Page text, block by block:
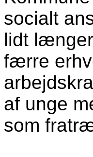
socialt
lidt
færre
af unge
som